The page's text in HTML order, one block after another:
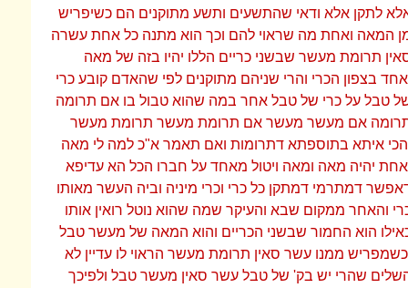
לתקן אלא ודאי שהתשעים ותשע מתוקנים הם כשיפריש
המאה ואחת מה שראוי להם וכך הוא מתנה כל אחת עשרה
תרומת מעשר שבשני כריים הללו יהיו בזה של מאה
בצפון הכרי והרי שניהם מתוקנים לפי שהאדם קובע כרי
טבל על כרי של טבל אחר במה שהוא טבול בו אם תרומה
אם מעשר מעשר אם תרומת מעשר תרומת מעשר
איתא בתוספתא דתרומות ואם תאמר א"כ למה לי מאה
יהיה מאה ומאה ויטול מאחד על חברו הכל הא עדיפא
דמתרמי דמתקן כל כרי וכרי מיניה וביה העשר מאותו
והאחר ממקום שבא והעיקר שמה שהוא נוטל רואין אותו
הוא החמור שבשני הכריים והוא המאה של מעשר טבל
ממנו עשר סאין תרומת מעשר הראוי לו עדיין לא
שהרי יש בק' של טבל עשר סאין מעשר טבל ולפיכך